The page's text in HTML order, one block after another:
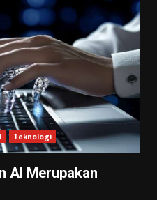
Teknologi
AI Merupakan